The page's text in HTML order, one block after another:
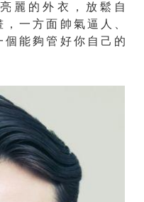
麗的外衣，放鬆自
一方面帥氣逼人、
能夠管好你自己的